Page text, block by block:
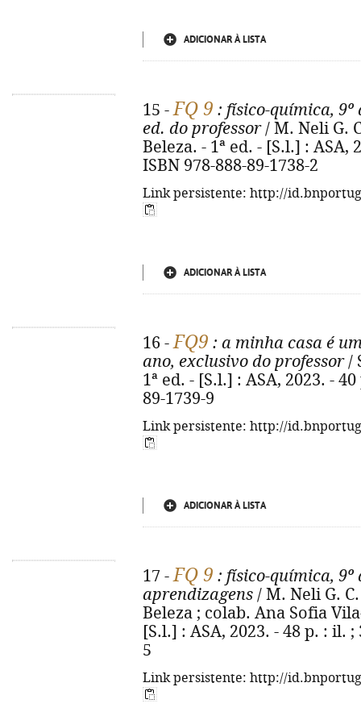
ADICIONAR À LISTA
15 -FQ 9 : físico-química, 9º
ed. do professor/ M. Neli G.
Beleza. - 1ª ed. - [S.l.] : ASA,
ISBN 978-888-89-1738-2
Link persistente: http://
ADICIONAR À LISTA
16 -FQ9 : a minha casa é
ano, exclusivo do professor/
1ª ed. - [S.l.] : ASA, 2023. -
89-1739-9
Link persistente: http://
ADICIONAR À LISTA
17 -FQ 9 : físico-química, 9º
aprendizagens / M. Neli G.
Beleza ; colab. Ana Sofia
[S.l.] : ASA, 2023. - 48 p. : il.
5
Link persistente: http://